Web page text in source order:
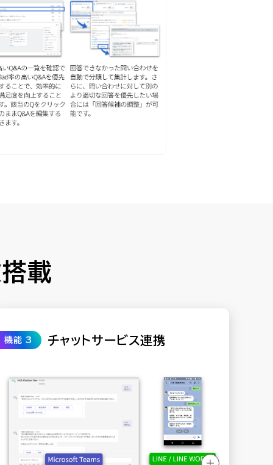
載
機能 3 チャットサービス連携